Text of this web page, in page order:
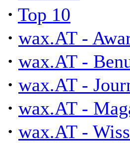
· Top 10
· wax.AT -
· wax.AT -
· wax.AT -
· wax.AT -
· wax.AT -